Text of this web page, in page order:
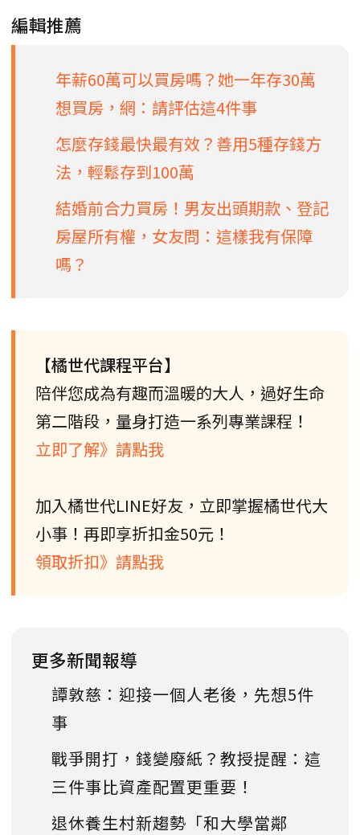
編輯推薦
年薪60萬可以買房嗎？她一年存30萬
想買房，網：請評估這4件事
怎麼存錢最快最有效？善用5種存錢方
法，輕鬆存到100萬
結婚前合力買房！男友出頭期款、登記
房屋所有權，女友問：這樣我有保障
嗎？
【橘世代課程平台】
陪伴您成為有趣而溫暖的大人，過好生命
第二階段，量身打造一系列專業課程！
立即了解》請點我
加入橘世代LINE好友，立即掌握橘世代大
小事！再即享折扣金50元！
領取折扣》請點我
更多新聞報導
譚敦慈：迎接一個人老後，先想5件
事
戰爭開打，錢變廢紙？教授提醒：這
三件事比資產配置更重要！
退休養生村新趨勢「和大學當鄰